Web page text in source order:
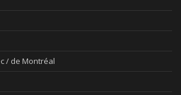
/ de Montréal